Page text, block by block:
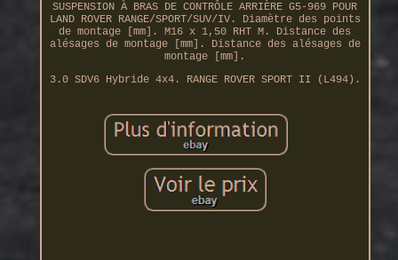
SUSPENSION À BRAS DE CONTRÔLE ARRIÈRE G5-969 POUR
LAND ROVER RANGE/SPORT/SUV/IV. Diamètre des points
de montage [mm]. M16 x 1,50 RHT M. Distance des
alésages de montage [mm]. Distance des alésages de
montage [mm].
3.0 SDV6 Hybride 4x4. RANGE ROVER SPORT II (L494).